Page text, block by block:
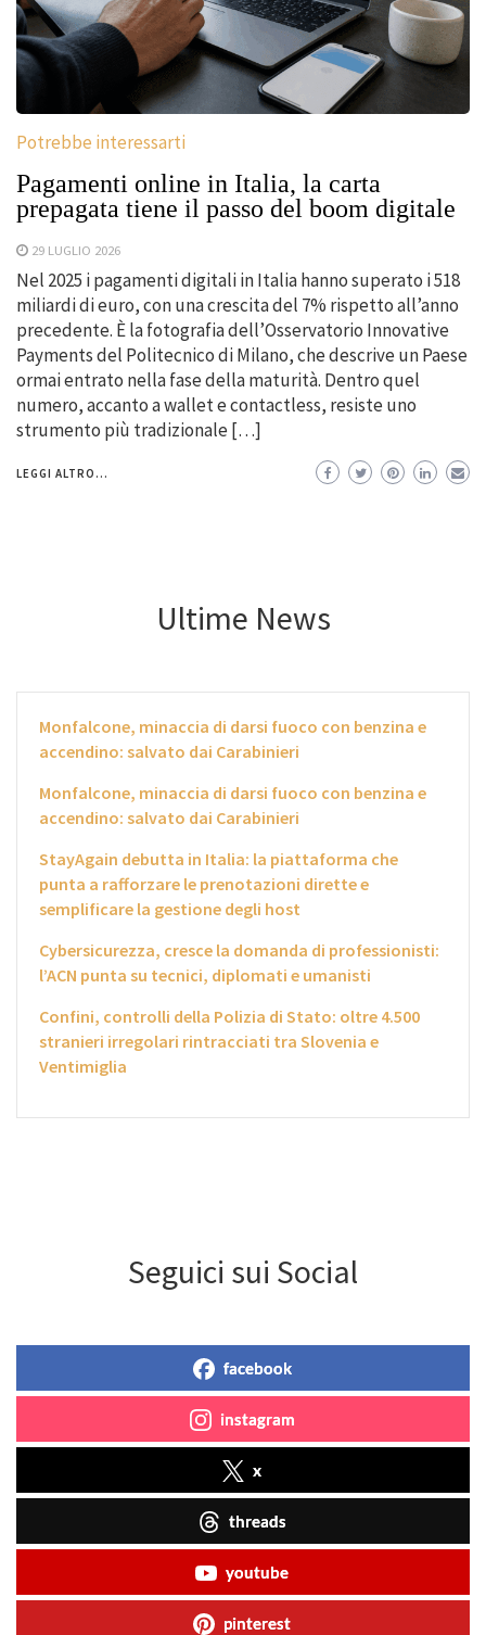
Potrebbe interessarti
Pagamenti online in Italia, la carta
prepagata tiene il passo del boom digitale
29 LUGLIO 2026
Nel 2025 i pagamenti digitali in Italia hanno superato i 518
miliardi di euro, con una crescita del 7% rispetto all’anno
precedente. È la fotografia dell’Osservatorio Innovative
Payments del Politecnico di Milano, che descrive un Paese
ormai entrato nella fase della maturità. Dentro quel
numero, accanto a wallet e contactless, resiste uno
strumento più tradizionale […]
LEGGI ALTRO...
Ultime News
Monfalcone, minaccia di darsi fuoco con benzina e
accendino: salvato dai Carabinieri
Monfalcone, minaccia di darsi fuoco con benzina e
accendino: salvato dai Carabinieri
StayAgain debutta in Italia: la piattaforma che
punta a rafforzare le prenotazioni dirette e
semplificare la gestione degli host
Cybersicurezza, cresce la domanda di professionisti:
l’ACN punta su tecnici, diplomati e umanisti
Confini, controlli della Polizia di Stato: oltre 4.500
stranieri irregolari rintracciati tra Slovenia e
Ventimiglia
Seguici sui Social
facebook
instagram
x
threads
youtube
pinterest